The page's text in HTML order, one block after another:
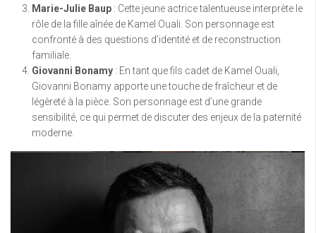
Marie-Julie Baup : Cette jeune actrice talentueuse interprète le
rôle de la fille aînée de Kamel Ouali. Son personnage est
confronté à des questions d’identité et de reconstruction
familiale.
Giovanni Bonamy : En tant que fils cadet de Kamel Ouali,
Giovanni Bonamy apporte une touche de fraîcheur et de
légèreté à la pièce. Son personnage est d’une grande
sensibilité, ce qui permet de discuter des enjeux de la paternité
moderne.